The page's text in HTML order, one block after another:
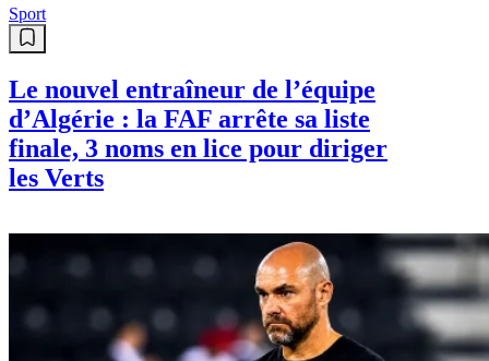
Sport
Le nouvel entraîneur de l’équipe
d’Algérie : la FAF arrête sa liste
finale, 3 noms en lice pour diriger
les Verts